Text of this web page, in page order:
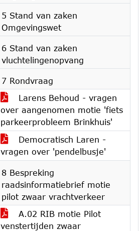
5 Stand van zaken
Omgevingswet
6 Stand van zaken
vluchtelingenopvang
7 Rondvraag
Larens Behoud - vragen
over aangenomen motie 'fiets
parkeerprobleem Brinkhuis'
Democratisch Laren -
vragen over 'pendelbusje'
8 Bespreking
raadsinformatiebrief motie
pilot zwaar vrachtverkeer
A.02 RIB motie Pilot
venstertijden zwaar